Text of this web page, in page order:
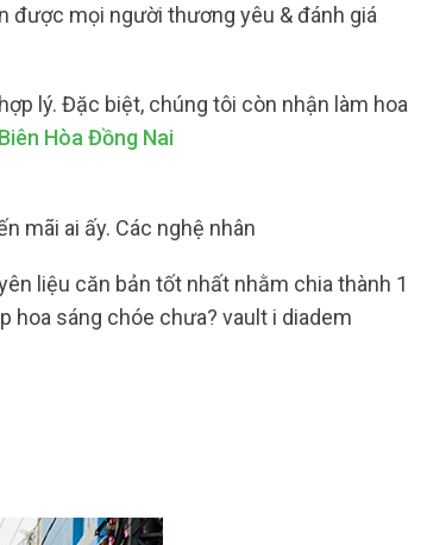
được mọi người thương yêu & đánh giá
lý. Đặc biệt, chúng tôi còn nhận làm hoa
Hòa Đồng Nai
mãi ai ấy. Các nghệ nhân
liệu căn bản tốt nhất nhằm chia thành 1
hoa sáng chóe chưa? vault i diadem